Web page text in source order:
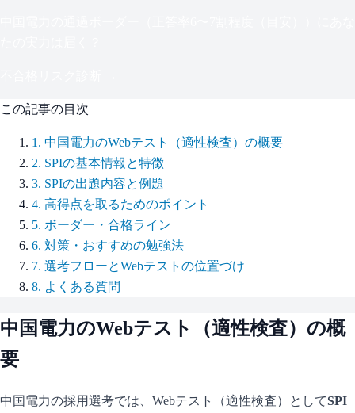
この記事の目次
1 . 中国電力のWebテスト（適性検査）の概要
2. SPIの基本情報と特徴
3. SPIの出題内容と例題
4. 高得点を取るためのポイント
5. ボーダー・合格ライン
6. 対策・おすすめの勉強法
7. 選考フローとWebテストの位置づけ
8. よくある質問
中国電力のWebテスト（適性検査）の概
要
中国電力の採用選考では、Webテスト（適性検査）としてSPI